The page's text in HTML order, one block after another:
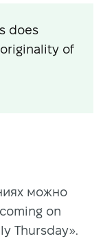
does
of
можно
on
Thursday».